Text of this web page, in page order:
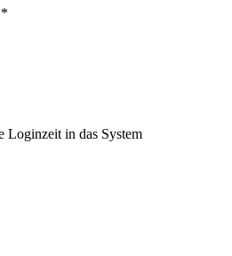
Loginzeit in das System